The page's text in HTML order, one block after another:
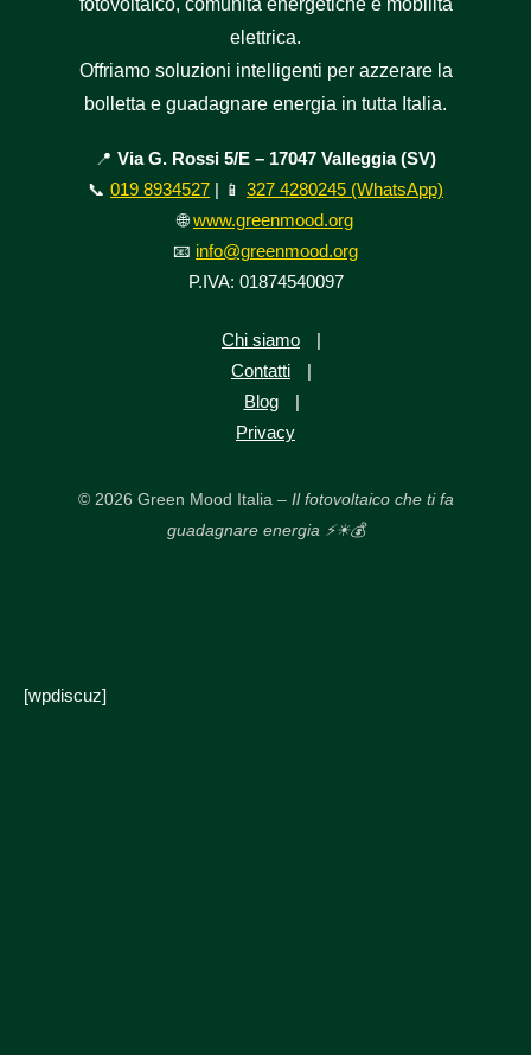
elettrica.
Offriamo soluzioni intelligenti per azzerare la
bolletta e guadagnare energia in tutta Italia.
📍 Via G. Rossi 5/E – 17047 Valleggia (SV)
📞 019 8934527 | 📱 327 4280245 (WhatsApp)
🌐www.greenmood.org
📧 info@greenmood.org
P.IVA: 01874540097
Chi siamo
Contatti
Blog
Privacy
© 2026 Green Mood Italia – Il fotovoltaico che ti fa
guadagnare energia ⚡☀💰
[wpdiscuz]